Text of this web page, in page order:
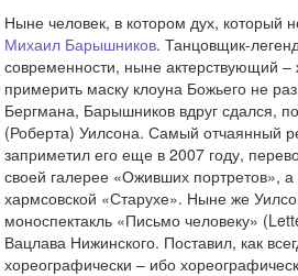
Ныне человек, в котором дух, который
Михаил Барышников. Танцовщик-
современности, ныне актерствующий
примерить маску клоуна Божьего не
Бергмана, Барышников вдруг сдался,
(Роберта) Уилсона. Самый отчаянный
заприметил его еще в 2007 году,
своей галерее «Оживших портретов», а
хармсовской «Старухе». Ныне же
моноспектакль «Письмо человеку»
Вацлава Нижинского. Поставил, как
хореографически – ибо